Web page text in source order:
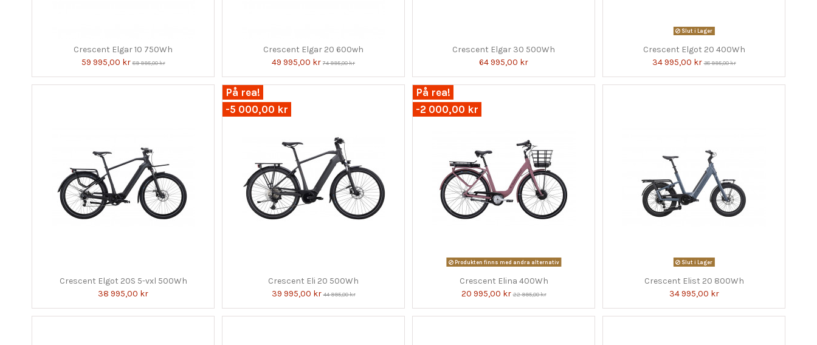
Crescent Elgar 10 750Wh
59 995,00 kr89 995,00 kr
Crescent Elgar 20 600wh
49 995,00 kr 74 995,00 kr
Crescent Elgar 30 500Wh
64 995,00 kr
Slut i Lager
Crescent Elgot 20 400Wh
34 995,00 kr38 995,00 kr
Crescent Elgot 20S 5-vxl 500Wh
38 995,00 kr
På rea!
-5 000,00 kr
Crescent Eli 20 500Wh
39 995,00 kr44 995,00 kr
På rea!
-2 000,00 kr
Produkten finns med andra alternativ
Crescent Elina 400Wh
20 995,00 kr22 995,00 kr
Slut i Lager
Crescent Elist 20 800Wh
34 995,00 kr